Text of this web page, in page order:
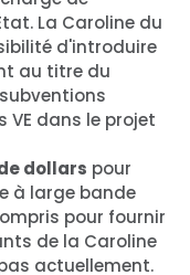
La Caroline du
d'introduire
au titre du
VE dans le projet
dollars pour
à large bande
pour fournir
de la Caroline
actuellement.